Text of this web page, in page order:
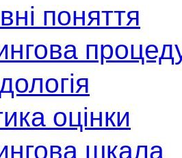
поняття
оцінки
шкала